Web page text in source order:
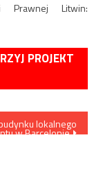
Prawnej Litwin:
PROJEKT
lokalnego
w Barcelonie